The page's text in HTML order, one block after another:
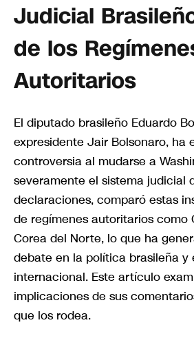
Judicial
de los
Autoritarios
El diputado brasileño Eduardo
expresidente Jair Bolsonaro, ha
controversia al mudarse a
severamente el sistema judicial
declaraciones, comparó estas
de regímenes autoritarios como
Corea del Norte, lo que ha
debate en la política brasileña y
internacional. Este artículo
implicaciones de sus
que los rodea.